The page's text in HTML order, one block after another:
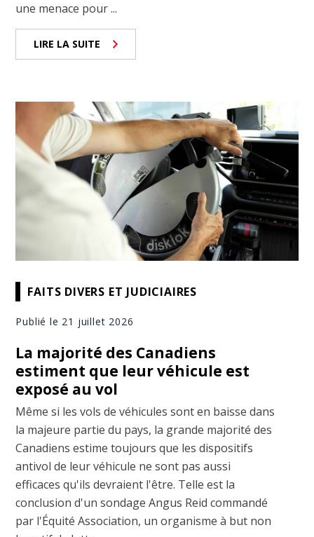
une menace pour ...
LIRE LA SUITE
FAITS DIVERS ET JUDICIAIRES
Publié le 21 juillet 2026
La majorité des Canadiens
estiment que leur véhicule est
exposé au vol
Même si les vols de véhicules sont en baisse dans
la majeure partie du pays, la grande majorité des
Canadiens estime toujours que les dispositifs
antivol de leur véhicule ne sont pas aussi
efficaces qu'ils devraient l'être. Telle est la
conclusion d'un sondage Angus Reid commandé
par l'Équité Association, un organisme à but non